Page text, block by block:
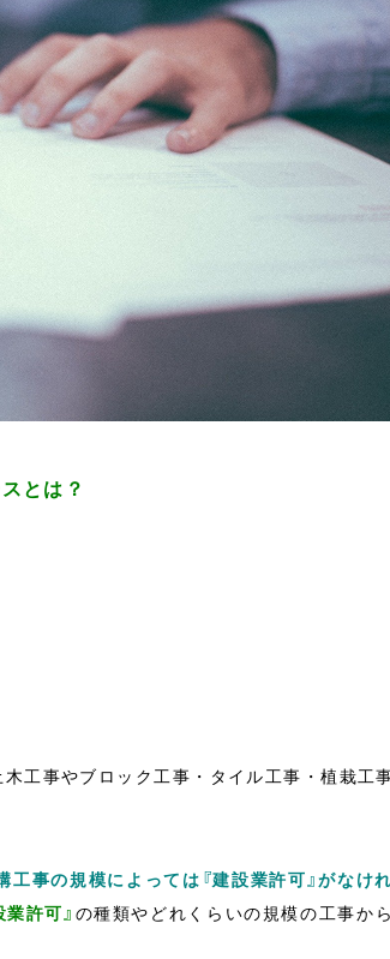
とは？
工事やブロック工事・タイル工事・植栽工
工事の規模によっては『建設業許可』がなけ
業許可』 の種類やどれくらいの規模の工事か